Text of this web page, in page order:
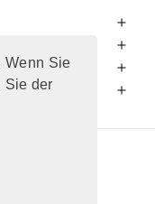
Wenn Sie
Sie der